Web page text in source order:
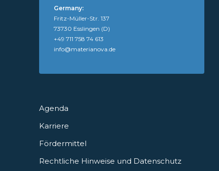
Agenda
Karriere
Fördermittel
Rechtliche Hinweise und Datenschutz
Germany:
Fritz-Müller-Str. 137
73730 Esslingen (D)
+49 711 758 74 613
info@materianova.de